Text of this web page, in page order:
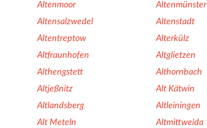
Altenmoor
Altenmünster
Altensalzwedel
Altenstadt
Altentreptow
Alterkülz
Altfraunhofen
Altglietzen
Althengstett
Althornbach
Altjeßnitz
Alt Kätwin
Altlandsberg
Altleiningen
Alt Meteln
Altmittweida